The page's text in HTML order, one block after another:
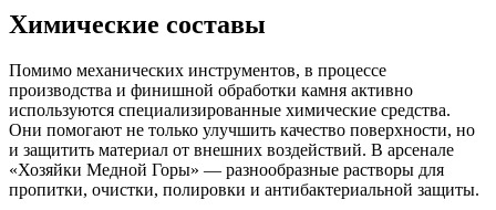
Химические составы
Помимо механических инструментов, в процессе
производства и финишной обработки камня активно
используются специализированные химические средства.
Они помогают не только улучшить качество поверхности, но
и защитить материал от внешних воздействий. В арсенале
«Хозяйки Медной Горы» — разнообразные растворы для
пропитки, очистки, полировки и антибактериальной защиты.